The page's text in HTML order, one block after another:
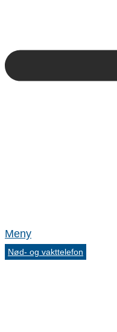
Meny
Nød- og vakttelefon